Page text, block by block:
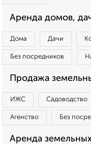
Аренда домов,
Дома Дачи
Без посредников
Продажа
ИЖС Садоводство
Агенство Без
Аренда